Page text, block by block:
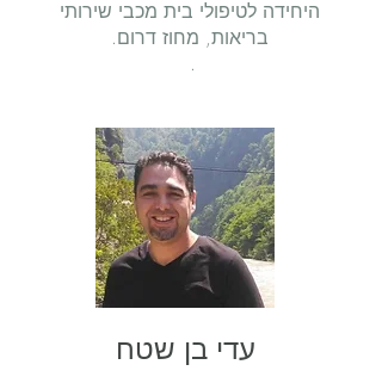
היחידה לטיפולי בית מכבי שירותי
בריאות, מחוז דרום.
.
עדי בן שטח